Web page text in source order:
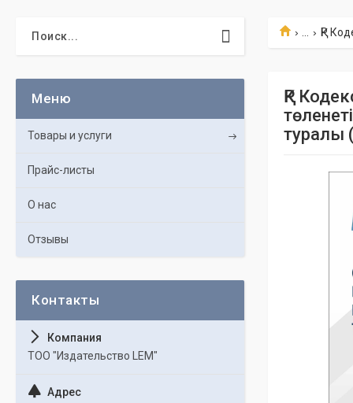
ҚР
туралы
Товары и услуги
Прайс-листы
О нас
Отзывы
ТОО "Издательство LEM"